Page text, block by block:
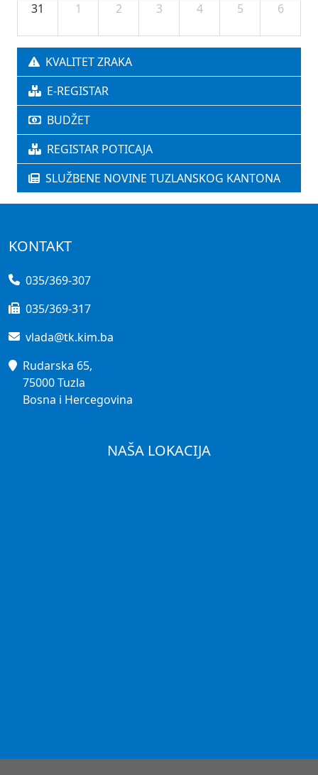
31 1 2 3 4 5 6
KVALITET ZRAKA
E-REGISTAR
BUDŽET
REGISTAR POTICAJA
SLUŽBENE NOVINE TUZLANSKOG KANTONA
KONTAKT
035/369-307
035/369-317
vlada@tk.kim.ba
Rudarska 65,
75000 Tuzla
Bosna i Hercegovina
NAŠA LOKACIJA